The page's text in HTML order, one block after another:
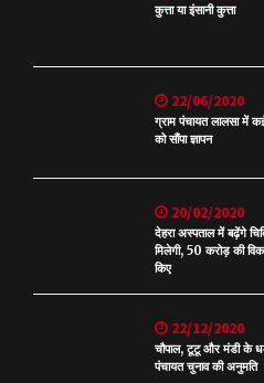
कुत्ता या इंसानी कुत्ता
22/06/2020
ग्राम पंचायत लालसा में कई
को सौंपा ज्ञापन
20/02/2020
देहरा अस्पताल में बढ़ेंगे
मिलेगी, 50 करोड़ की
किए
22/12/2020
चौपाल, टूटू और मंडी के
पंचायत चुनाव की अनुमति